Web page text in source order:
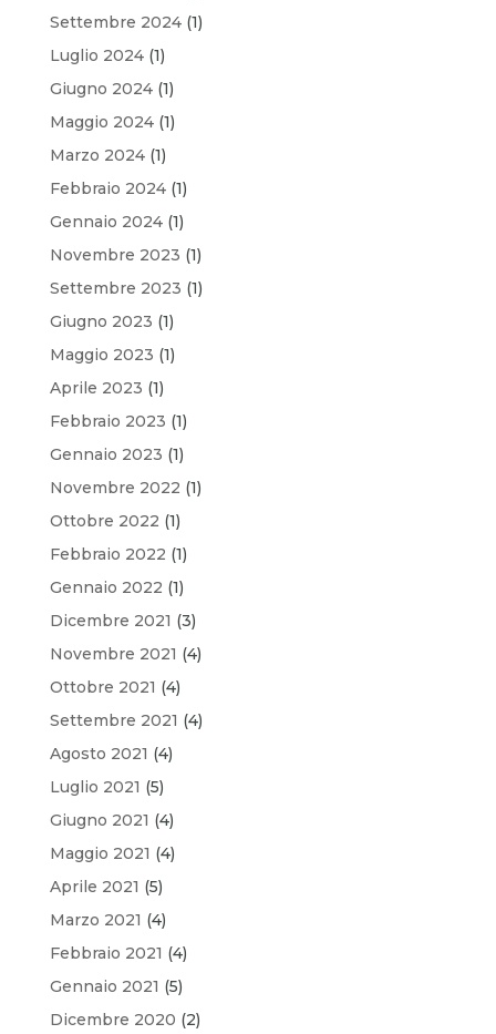
Settembre 2024(1)
Luglio 2024(1)
Giugno 2024(1)
Maggio 2024(1)
Marzo 2024(1)
Febbraio 2024(1)
Gennaio 2024(1)
Novembre 2023 (1)
Settembre 2023 (1)
Giugno 2023 (1)
Maggio 2023 (1)
Aprile 2023 (1)
Febbraio 2023 (1)
Gennaio 2023 (1)
Novembre 2022 (1)
Ottobre 2022 (1)
Febbraio 2022 (1)
Gennaio 2022 (1)
Dicembre 2021 (3)
Novembre 2021 (4)
Ottobre 2021 (4)
Settembre 2021 (4)
Agosto 2021 (4)
Luglio 2021 (5)
Giugno 2021 (4)
Maggio 2021 (4)
Aprile 2021 (5)
Marzo 2021 (4)
Febbraio 2021 (4)
Gennaio 2021 (5)
Dicembre 2020 (2)